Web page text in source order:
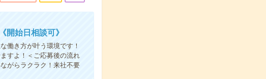
開始日相談可》
働き方が叶う環境です！
すよ！＜ご応募後の流れ
がらラクラク！来社不要